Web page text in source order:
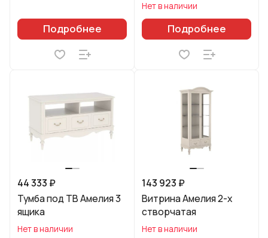
Подробнее
Нет в наличии
Подробнее
44 333 ₽
Тумба под ТВ Амелия 3
ящика
Нет в наличии
143 923 ₽
Витрина Амелия 2-х
створчатая
Нет в наличии